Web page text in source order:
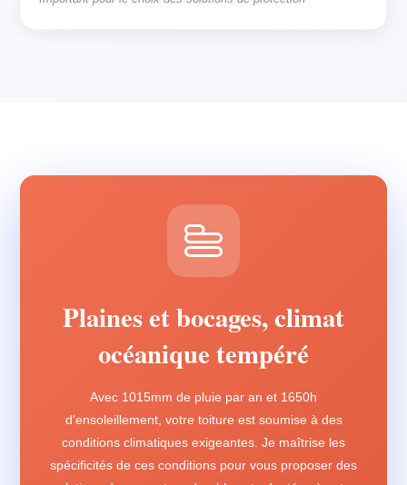
Plaines et bocages, climat
océanique tempéré
Avec 1015mm de pluie par an et 1650h
d'ensoleillement, votre toiture est soumise à des
conditions climatiques exigeantes. Je maîtrise les
spécificités de ces conditions pour vous proposer des